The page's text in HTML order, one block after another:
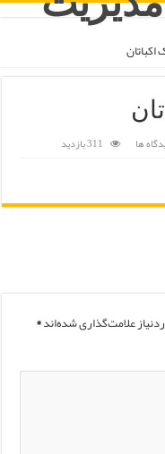
ها 311 بازدید
علامت‌گذاری شده‌اند*